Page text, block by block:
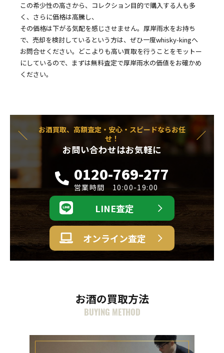
この希少性の高さから、コレクション目的で購入する人も多
く、さらに価格は高騰し、
その価格は下がる気配を感じさせません。厚岸雨水をお持ち
で、売却を検討しているという方は、ぜひ一度whisky-kingへ
お問合せください。どこよりも高い買取を行うことをモットー
にしているので、まずは無料査定で厚岸雨水の価値をお確かめ
ください。
お酒買取、高額査定・安心・スピードならお任
せ！
お問い合わせはお気軽に
0120-769-277
営業時間 10:00-19:00
LINE査定
オンライン査定
お酒の買取方法
BUYING METHOD